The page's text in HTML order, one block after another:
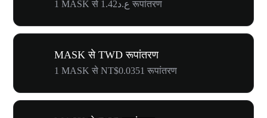
1 MASK से ع.د1.42 रूपांतरण
MASK से TWD रूपांतरण
1 MASK से NT$0.0351 रूपांतरण